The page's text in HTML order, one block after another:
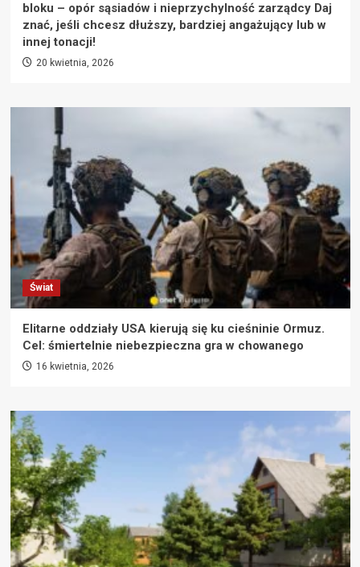
bloku – opór sąsiadów i nieprzychylność zarządcy Daj
znać, jeśli chcesz dłuższy, bardziej angażujący lub w
innej tonacji!
20 kwietnia, 2026
Świat
Elitarne oddziały USA kierują się ku cieśninie Ormuz.
Cel: śmiertelnie niebezpieczna gra w chowanego
16 kwietnia, 2026